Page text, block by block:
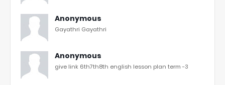
Anonymous
Gayathri Gayathri
Anonymous
give link 6th7th8th english lesson plan term -3